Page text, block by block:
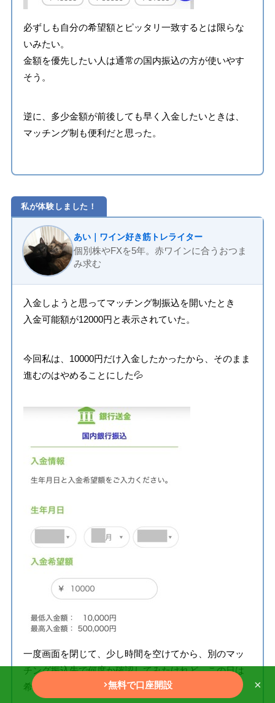
必ずしも自分の希望額とピッタリ一致するとは限らな
いみたい。
金額を優先したい人は通常の国内振込の方が使いやす
そう。
逆に、多少金額が前後しても早く入金したいときは、
マッチング制も便利だと思った。
私が体験しました！
あい｜ワイン好き筋トレライター
個別株やFXを5年。赤ワインに合うおつま
み求む
入金しようと思ってマッチング制振込を開いたとき
入金可能額が12000円と表示されていた。
今回私は、10000円だけ入金したかったから、そのまま
進むのはやめることにした💦
一度画面を閉じて、少し時間を空けてから、別のマッ
チング振込先で何度か確認してみたけれど、この日は
希望金額に近い条件は見つからなかった。
無料で口座開設 ×